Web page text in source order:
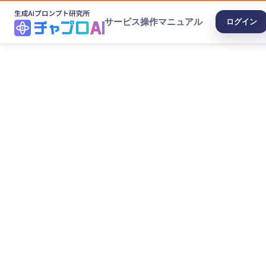
サービス操作マニュアル ログイン